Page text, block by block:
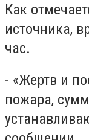
Как
источника,
час.
- «Жертв и
пожара,